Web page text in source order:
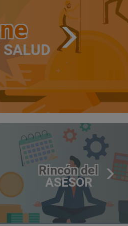
Rincón del
ASESOR